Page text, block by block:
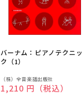
バーナム：ピアノテクニッ
ク（1）
販
売
（株）全音楽譜出版社
通常価格
1,210 円（税込）